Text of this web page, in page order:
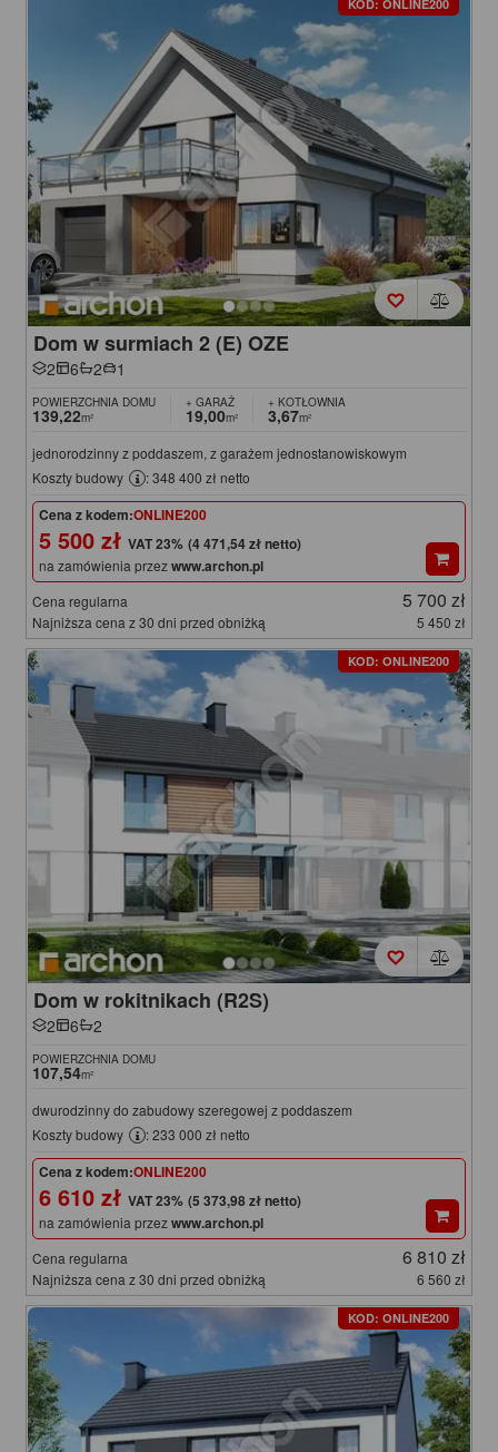
KOD: ONLINE200
Dom w surmiach 2 (E) OZE
2 6 2 1
POWIERZCHNIA DOMU
139,22m²
+ GARAŻ
19,00m²
+ KOTŁOWNIA
3,67m²
jednorodzinny z poddaszem, z garażem jednostanowiskowym
Koszty budowy
: 348 400 zł netto
Cena z kodem:ONLINE200
5 500 zł (4 471,54 zł netto)
na zamówienia przezwww.archon.pl
Cena regularna 5 700 zł
Najniższa cena z 30 dni przed obniżką 5 450 zł
KOD: ONLINE200
Dom w rokitnikach (R2S)
2 6 2
POWIERZCHNIA DOMU
107,54m²
dwurodzinny do zabudowy szeregowej z poddaszem
Koszty budowy
: 233 000 zł netto
Cena z kodem:ONLINE200
6 610 zł (5 373,98 zł netto)
na zamówienia przezwww.archon.pl
Cena regularna 6 810 zł
Najniższa cena z 30 dni przed obniżką 6 560 zł
KOD: ONLINE200